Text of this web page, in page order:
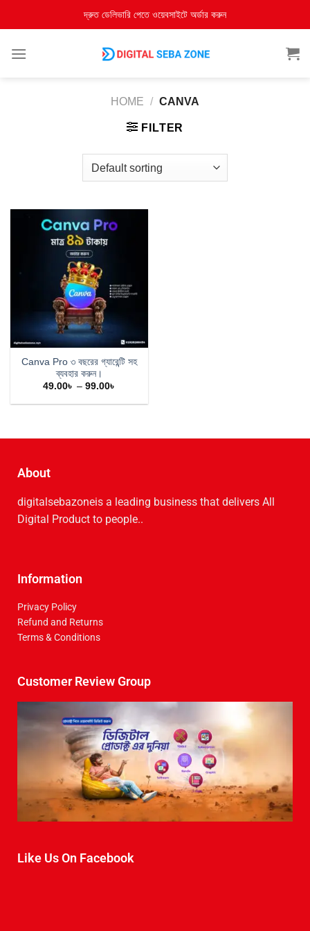
দ্রুত ডেলিভারি পেতে ওয়েবসাইটে অর্ডার করুন
HOME / CANVA
FILTER
Canva Pro ৩ বছরের গ্যারেন্টি সহ
ব্যবহার করুন।
49.00৳ – 99.00৳
About
digitalsebazoneis a leading business that delive­rs All
Digital Product to people..
Information
Privacy Policy
Refund and Returns
Terms & Conditions
Customer Review Group
Like Us On Facebook